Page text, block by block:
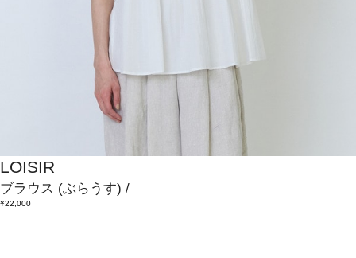
LOISIR
ブラウス (ぶらうす) /
¥22,000